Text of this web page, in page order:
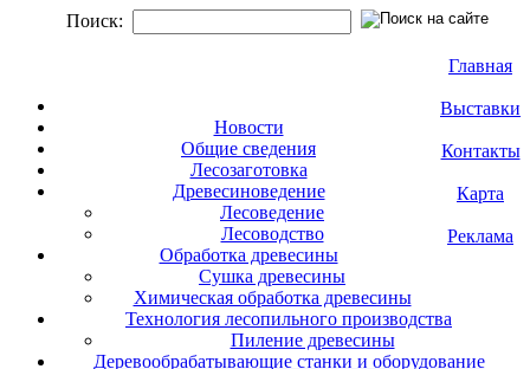
Поиск:
Главная
Выставки
Контакты
Карта
Реклама
Новости
Общие сведения
Лесозаготовка
Древесиноведение
Лесоведение
Лесоводство
Обработка древесины
Сушка древесины
Химическая обработка древесины
Технология лесопильного производства
Пиление древесины
Деревообрабатывающие станки и оборудование